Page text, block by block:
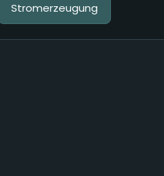
Stromerzeugung